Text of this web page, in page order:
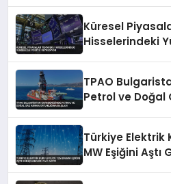
Küresel
Hisselerindeki
TPAO
Petrol ve Doğal
Türkiye Elektrik
MW Eşiğini Aştı